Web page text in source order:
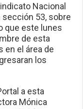
Nacional
sección 53, sobre
que este lunes
de esta
en el área de
los
a esta
Mónica